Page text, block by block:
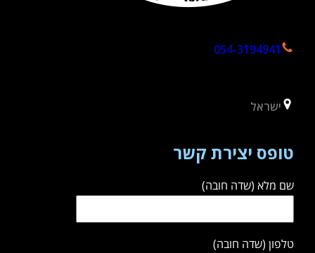
054-3194941
ישראל
טופס יצירת קשר
שם מלא (שדה חובה)
טלפון (שדה חובה)